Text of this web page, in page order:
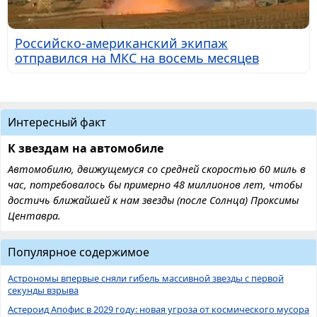
Российско-американский экипаж
отправился на МКС на восемь месяцев
Интересный факт
К звездам на автомобиле
Автомобилю, движущемуся со средней скоростью 60 миль в
час, потребовалось бы примерно 48 миллионов лет, чтобы
достичь ближайшей к нам звезды (после Солнца) Проксимы
Центавра.
Популярное содержимое
Астрономы впервые сняли гибель массивной звезды с первой
секунды взрыва
Астероид Апофис в 2029 году: новая угроза от космического мусора